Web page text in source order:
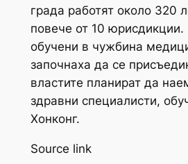
града работят около 320
повече от 10 юрисдикции.
обучени в чужбина
започнаха да се
властите планират да
здравни специалисти,
Хонконг.
Source link